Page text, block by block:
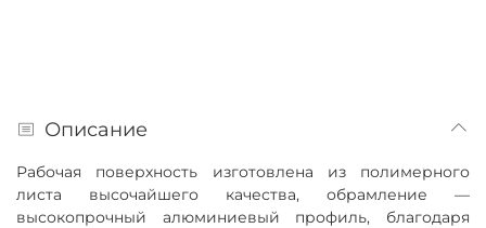
Описание
Рабочая поверхность изготовлена из полимерного
листа высочайшего качества, обрамление —
высокопрочный алюминиевый профиль, благодаря